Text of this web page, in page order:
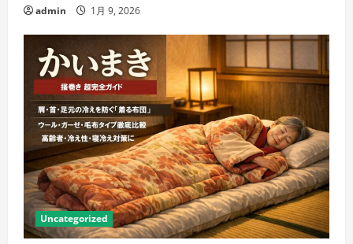
admin 1月 9, 2026
Uncategorized